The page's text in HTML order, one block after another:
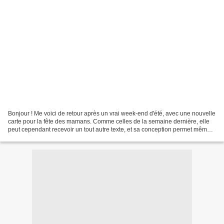
Bonjour ! Me voici de retour après un vrai week-end d'été, avec une nouvelle
carte pour la fête des mamans. Comme celles de la semaine dernière, elle
peut cependant recevoir un tout autre texte, et sa conception permet même